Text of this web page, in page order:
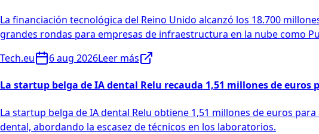
La financiación tecnológica del Reino Unido alcanzó los 18.700
grandes rondas para empresas de infraestructura en la nube como
Tech.eu
6 aug 2026Leer más
La startup belga de IA dental Relu recauda 1,51 millones de euros
La startup belga de IA dental Relu obtiene 1,51 millones de euros
dental, abordando la escasez de técnicos en los laboratorios.